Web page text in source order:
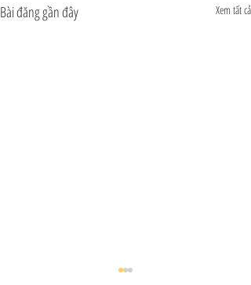
Bài đăng gần đây Xem tất cả